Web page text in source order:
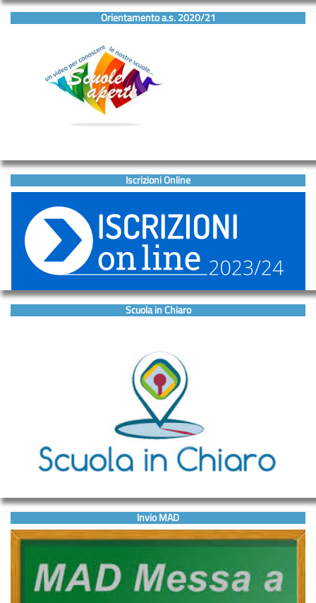
Orientamento a.s. 2020/21
Iscrizioni Online
Scuola in Chiaro
Invio MAD